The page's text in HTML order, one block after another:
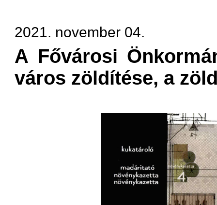
2021. november 04.
​​​A Fővárosi
város zöldítése, a